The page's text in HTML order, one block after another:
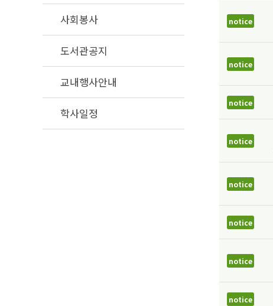
사회봉사
도서관공지
교내행사안내
학사일정
notice
notice
notice
notice
notice
notice
notice
notice